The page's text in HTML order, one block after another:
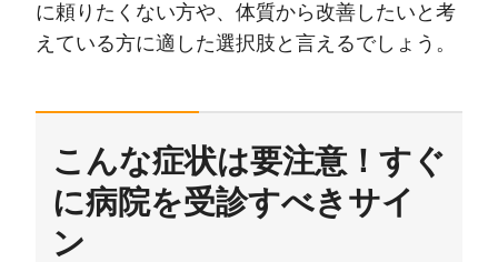
に頼りたくない方や、体質から改善したいと考
えている方に適した選択肢と言えるでしょう。
こんな症状は要注意！すぐ
に病院を受診すべきサイ
ン